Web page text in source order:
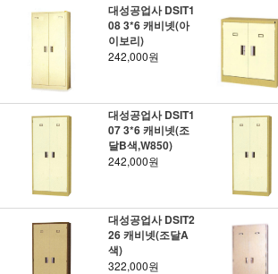
대성공업사 DSIT1
08 3*6 캐비넷(아
이보리)
242,000원
대성공업사 DSIT1
07 3*6 캐비넷(조
달B색,W850)
242,000원
대성공업사 DSIT2
26 캐비넷(조달A
색)
322,000원